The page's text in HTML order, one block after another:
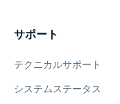
サポート
テクニカルサポート
システムステータス